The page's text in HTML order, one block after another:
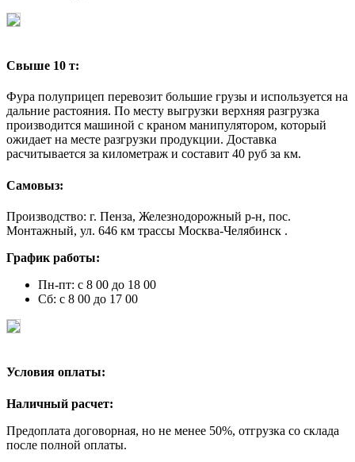
Свыше 10 т:
Фура полуприцеп перевозит большие грузы и используется на
дальние растояния. По месту выгрузки верхняя разгрузка
производится машиной с краном манипулятором, который
ожидает на месте разгрузки продукции. Доставка
расчитывается за километраж и составит 40 руб за км.
Самовыз:
Производство: г. Пенза, Железнодорожный р-н, пос.
Монтажный, ул. 646 км трассы Москва-Челябинск .
График работы:
Пн-пт: с 8 00 до 18 00
Сб: с 8 00 до 17 00
Условия оплаты:
Наличный расчет:
Предоплата договорная, но не менее 50%, отгрузка со склада
после полной оплаты.